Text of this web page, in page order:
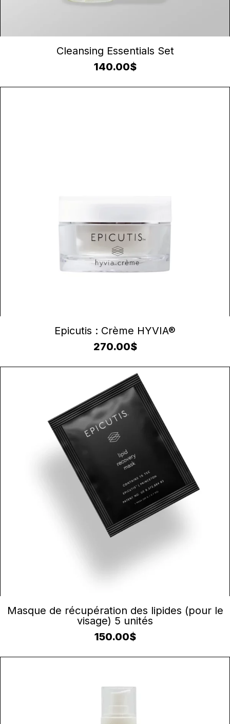
AJOUTER AU PANIER
Cleansing Essentials Set
140.00$
AJOUTER AU PANIER
Epicutis : Crème HYVIA®
270.00$
AJOUTER AU PANIER
Masque de récupération des lipides (pour le
visage) 5 unités
150.00$